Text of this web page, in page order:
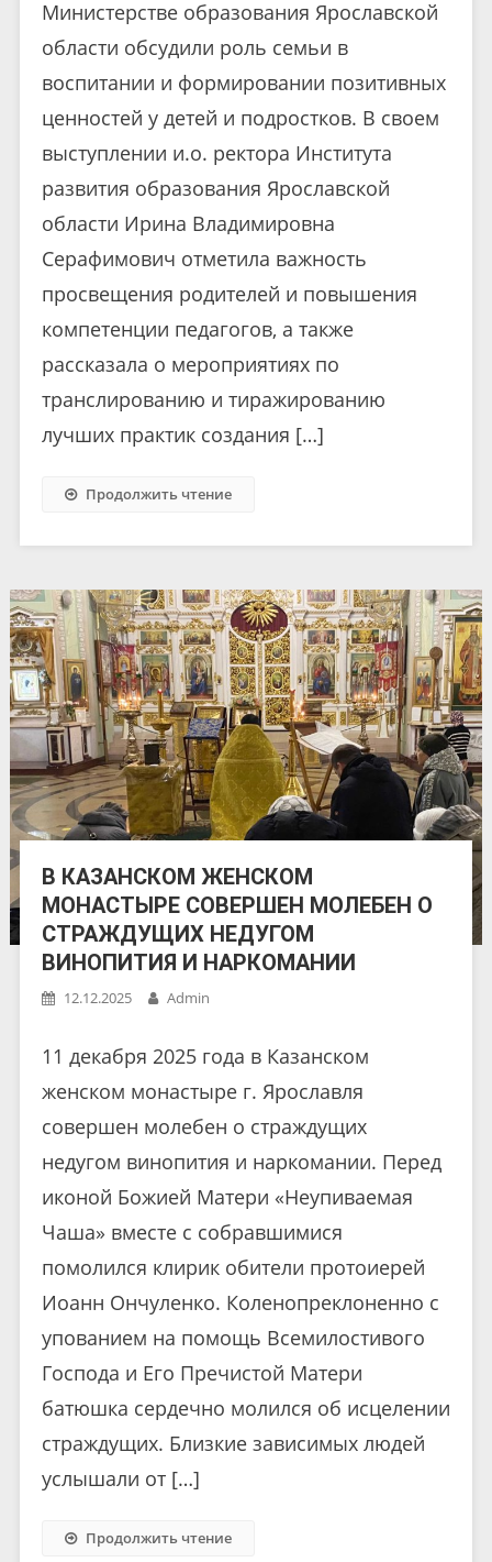
Министерстве образования Ярославской
области обсудили роль семьи в
воспитании и формировании позитивных
ценностей у детей и подростков. В своем
выступлении и.о. ректора Института
развития образования Ярославской
области Ирина Владимировна
Серафимович отметила важность
просвещения родителей и повышения
компетенции педагогов, а также
рассказала о мероприятиях по
транслированию и тиражированию
лучших практик создания […]
Продолжить чтение
В КАЗАНСКОМ ЖЕНСКОМ
МОНАСТЫРЕ СОВЕРШЕН МОЛЕБЕН О
СТРАЖДУЩИХ НЕДУГОМ
ВИНОПИТИЯ И НАРКОМАНИИ
12.12.2025 Admin
11 декабря 2025 года в Казанском
женском монастыре г. Ярославля
совершен молебен о страждущих
недугом винопития и наркомании. Перед
иконой Божией Матери «Неупиваемая
Чаша» вместе с собравшимися
помолился клирик обители протоиерей
Иоанн Ончуленко. Коленопреклоненно с
упованием на помощь Всемилостивого
Господа и Его Пречистой Матери
батюшка сердечно молился об исцелении
страждущих. Близкие зависимых людей
услышали от […]
Продолжить чтение